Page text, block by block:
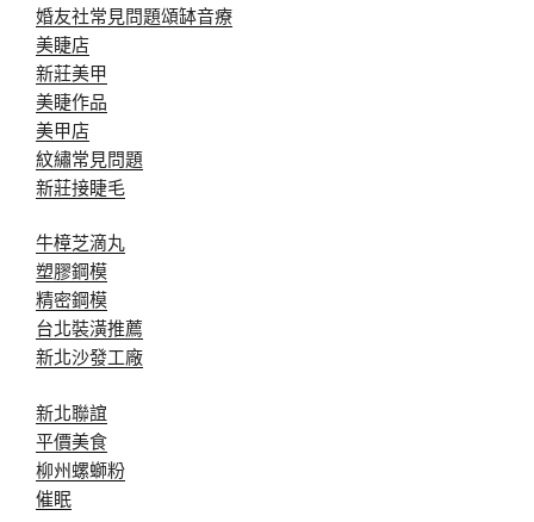
婚友社常見問題頌缽音療
美睫店
新莊美甲
美睫作品
美甲店
紋繡常見問題
新莊接睫毛
牛樟芝滴丸
塑膠鋼模
精密鋼模
台北裝潢推薦
新北沙發工廠
新北聯誼
平價美食
柳州螺螄粉
催眠